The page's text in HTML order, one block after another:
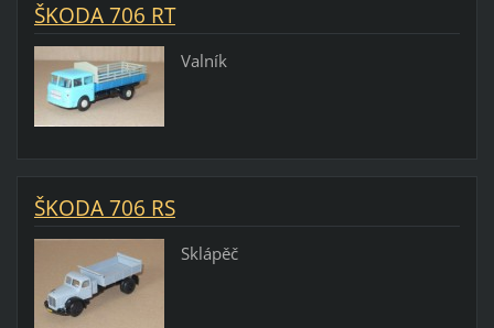
ŠKODA 706 RT
Valník
ŠKODA 706 RS
Sklápěč